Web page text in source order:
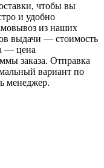
чтобы вы
и удобно
из наших
выдачи — стоимость
— цена
заказа. Отправка
вариант по
менеджер.